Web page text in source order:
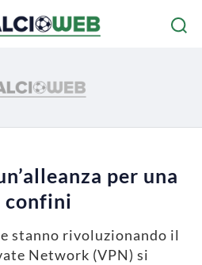
per una
confini
stanno rivoluzionando il
Network (VPN) si